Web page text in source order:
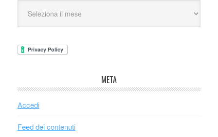
META
Accedi
Feed dei contenuti